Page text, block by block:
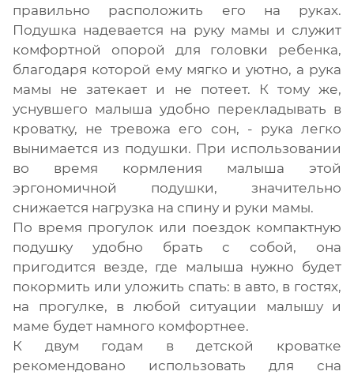
правильно расположить его на руках.
Подушка надевается на руку мамы и служит
комфортной опорой для головки ребенка,
благодаря которой ему мягко и уютно, а рука
мамы не затекает и не потеет. К тому же,
уснувшего малыша удобно перекладывать в
кроватку, не тревожа его сон, - рука легко
вынимается из подушки. При использовании
во время кормления малыша этой
эргономичной подушки, значительно
снижается нагрузка на спину и руки мамы.
По время прогулок или поездок компактную
подушку удобно брать с собой, она
пригодится везде, где малыша нужно будет
покормить или уложить спать: в авто, в гостях,
на прогулке, в любой ситуации малышу и
маме будет намного комфортнее.
К двум годам в детской кроватке
рекомендовано использовать для сна